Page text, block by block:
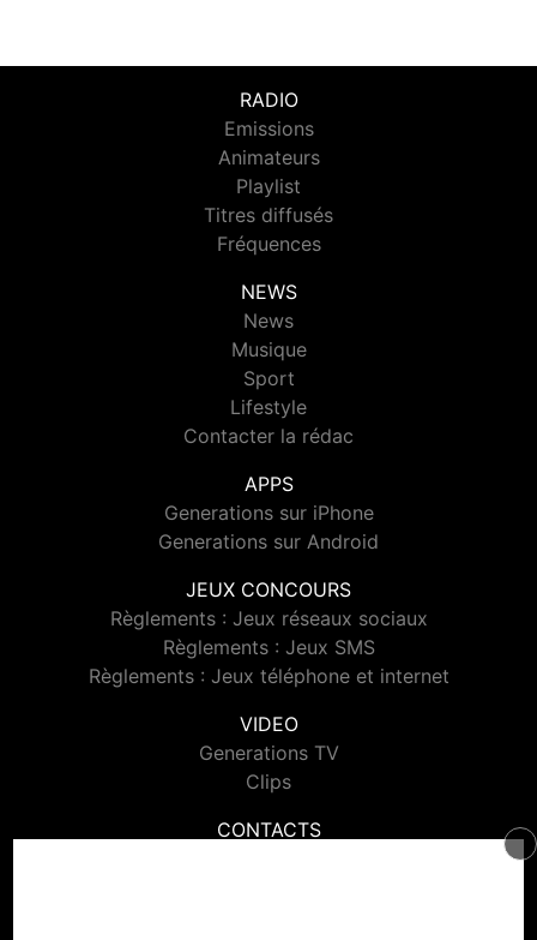
RADIO
Emissions
Animateurs
Playlist
Titres diffusés
Fréquences
NEWS
News
Musique
Sport
Lifestyle
Contacter la rédac
APPS
Generations sur iPhone
Generations sur Android
JEUX CONCOURS
Règlements : Jeux réseaux sociaux
Règlements : Jeux SMS
Règlements : Jeux téléphone et internet
VIDEO
Generations TV
Clips
CONTACTS